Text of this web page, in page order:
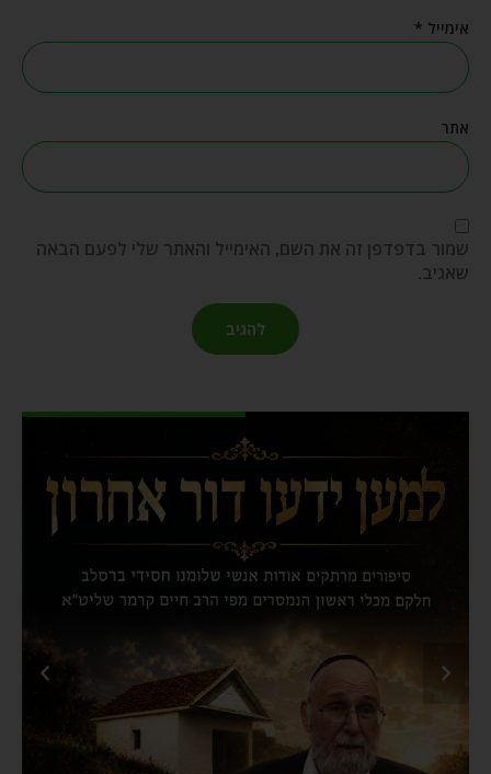
אימייל *
אתר
שמור בדפדפן זה את השם, האימייל והאתר שלי לפעם הבאה
שאגיב.